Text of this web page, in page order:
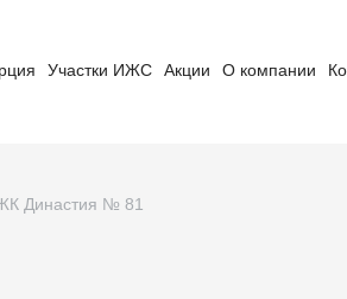
Участки ИЖС Акции О компании
Династия № 81